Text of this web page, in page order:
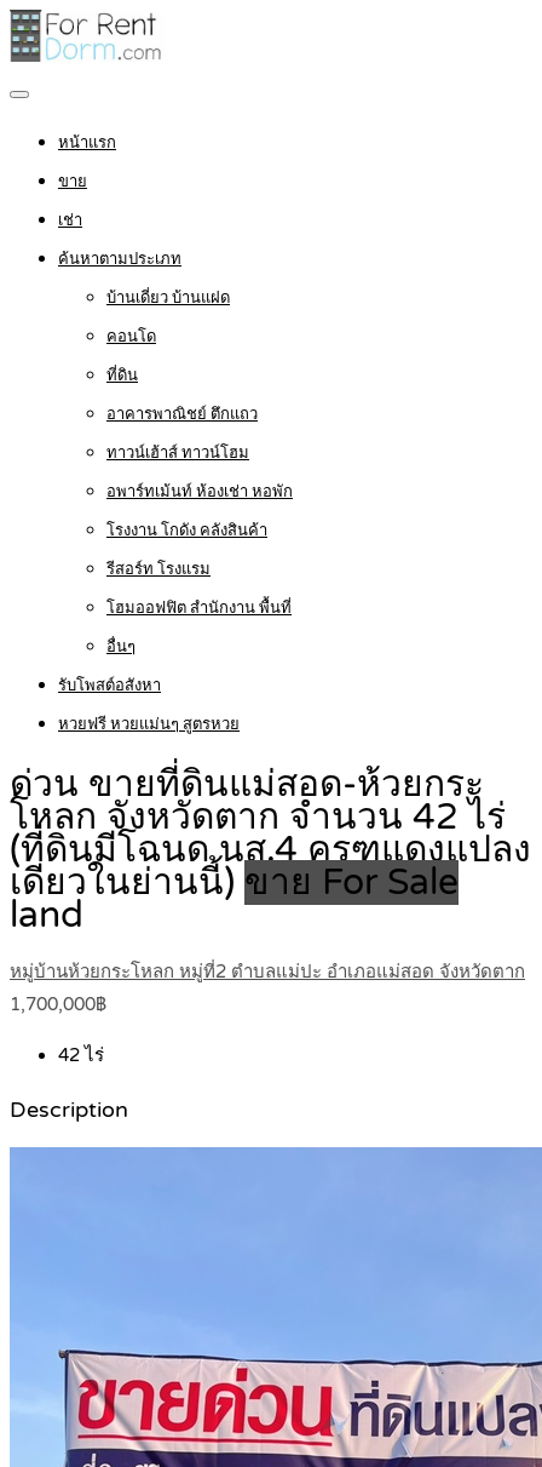
หน้าแรก
ขาย
เช่า
ค้นหาตามประเภท
บ้านเดี่ยว บ้านแฝด
คอนโด
ที่ดิน
อาคารพาณิชย์ ตึกแถว
ทาวน์เฮ้าส์ ทาวน์โฮม
อพาร์ทเม้นท์ ห้องเช่า หอพัก
โรงงาน โกดัง คลังสินค้า
รีสอร์ท โรงแรม
โฮมออฟฟิต สำนักงาน พื้นที่
อื่นๆ
รับโพสต์อสังหา
หวยฟรี หวยแม่นๆ สูตรหวย
ด่วน ขายที่ดินแม่สอด-ห้วยกระ
โหลก จังหวัดตาก จำนวน 42 ไร่
(ที่ดินมีโฉนด นส.4 ครุฑแดงแปลง
เดียวในย่านนี้) ขาย For Sale
land
หมู่บ้านห้วยกระโหลก หมู่ที่2 ตำบลแม่ปะ อำเภอแม่สอด จังหวัดตาก
1,700,000฿
42ไร่
Description